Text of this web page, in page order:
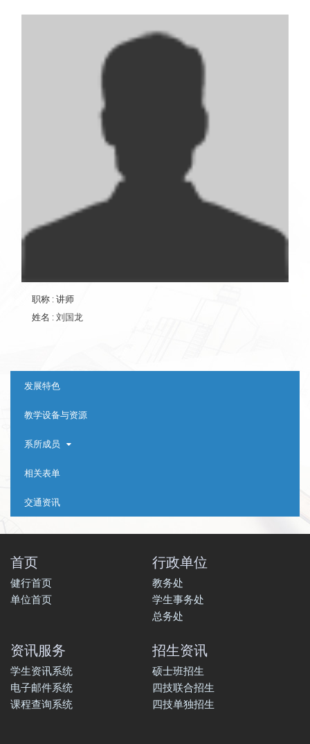
职称 : 讲师
姓名 : 刘国龙
发展特色
教学设备与资源
系所成员
相关表单
交通资讯
首页
健行首页
单位首页
行政单位
教务处
学生事务处
总务处
资讯服务
学生资讯系统
电子邮件系统
课程查询系统
招生资讯
硕士班招生
四技联合招生
四技单独招生